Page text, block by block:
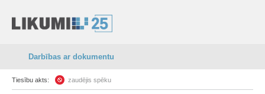
Darbības ar dokumentu
Tiesību akts: zaudējis spēku